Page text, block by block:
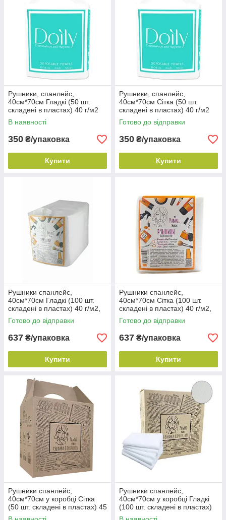
Рушники, спанлейс,
40см*70см Гладкі (50 шт.
складені в пластах) 40 г/м2
COMPACT ТМ Doily
В наявності
350 ₴/упаковка
Купити
Рушники, спанлейс,
40см*70см Сітка (50 шт.
складені в пластах) 40 г/м2
COMPACT ТМ Doily
Готово до відправки
350 ₴/упаковка
Купити
Рушники спанлейс,
40см*70см Гладкі (100 шт.
складені в пластах) 40 г/м2,
Білі ТМ Panni Mlada
Готово до відправки
637 ₴/упаковка
Купити
Рушники спанлейс,
40см*70см Сітка (100 шт.
складені в пластах) 40 г/м2,
Білі ТМ Panni Mlada
Готово до відправки
637 ₴/упаковка
Купити
Рушники спанлейс,
40см*70см у коробці Сітка
(50 шт. складені в пластах) 45
г/м2, Білі ТМ Panni Mlada
Рушники спанлейс,
40см*70см у коробці Гладкі
(100 шт. складені в пластах)
45 г/м2, Білі ТМ Panni Mlada